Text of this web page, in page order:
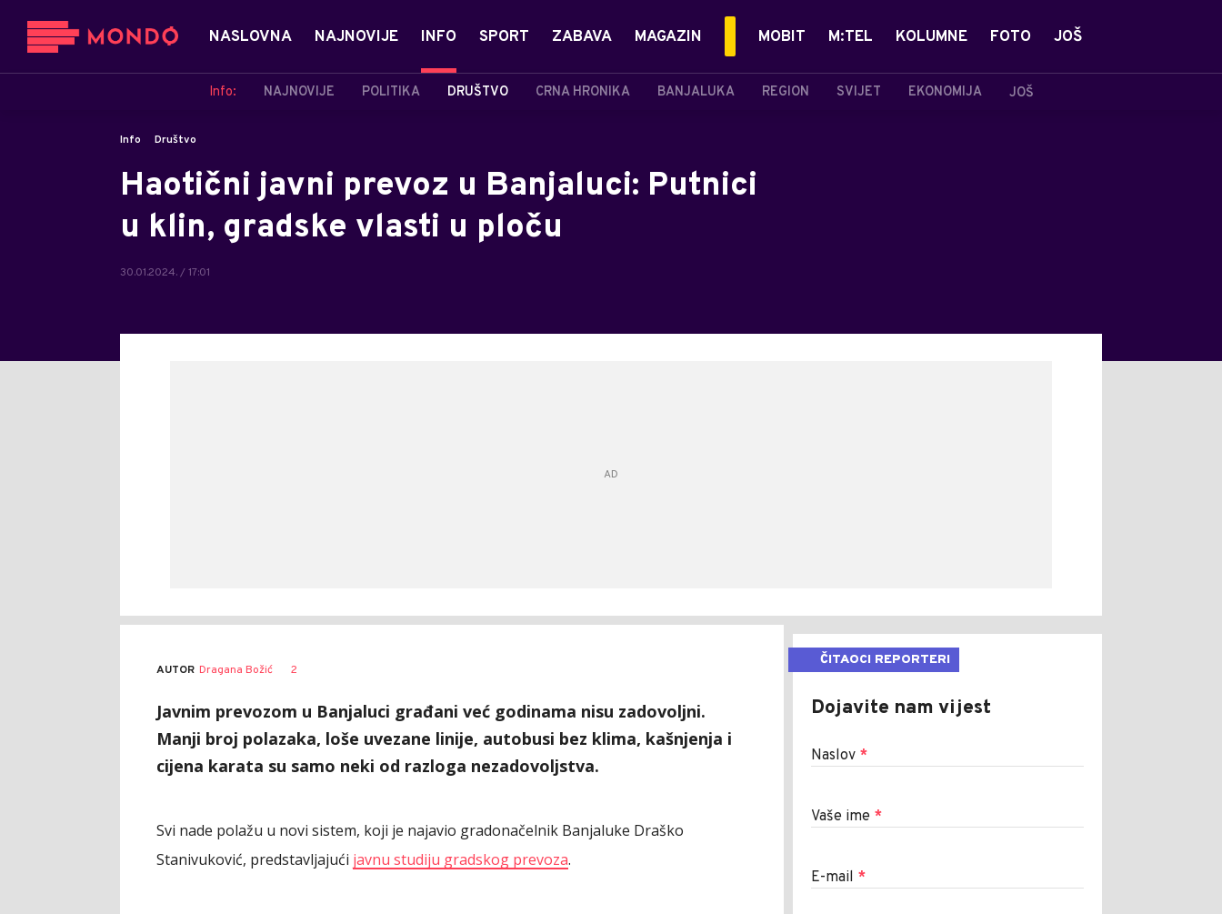
NASLOVNA NAJNOVIJE INFO
Info: NAJNOVIJE POLITIKA DRUŠTVO CRNA HRONIKA BANJALUKA REGION SVIJET EKONOMIJA JOŠ
SPORT ZABAVA MAGAZIN MOBIT M:TEL KOLUMNE FOTO JOŠ
Info Društvo
Haotični javni prevoz u Banjaluci: Putnici
u klin, gradske vlasti u ploču
30.01.2024. / 17:01
AUTOR Dragana Božić 2
Javnim prevozom u Banjaluci građani već godinama nisu zadovoljni.
Manji broj polazaka, loše uvezane linije, autobusi bez klima, kašnjenja i
cijena karata su samo neki od razloga nezadovoljstva.
Svi nade polažu u novi sistem, koji je najavio gradonačelnik Banjaluke Draško
Stanivuković, predstavljajući javnu studiju gradskog prevoza.
ČITAOCI REPORTERI
Dojavite nam vijest
Naslov *
Vaše ime *
E-mail *